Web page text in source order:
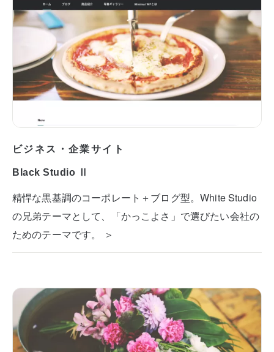
ビジネス・企業サイト
Black Studio Ⅱ
精悍な黒基調のコーポレート＋ブログ型。White Studio
の兄弟テーマとして、「かっこよさ」で選びたい会社の
ためのテーマです。 ＞